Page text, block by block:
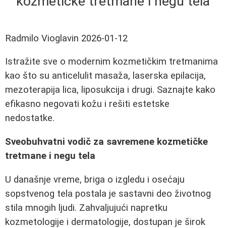
Radmilo Vioglavin 2026-01-12
Istražite sve o modernim kozmetičkim tretmanima
kao što su anticelulit masaža, laserska epilacija,
mezoterapija lica, liposukcija i drugi. Saznajte kako
efikasno negovati kožu i rešiti estetske
nedostatke.
Sveobuhvatni vodič za savremene kozmetičke
tretmane i negu tela
U današnje vreme, briga o izgledu i osećaju
sopstvenog tela postala je sastavni deo životnog
stila mnogih ljudi. Zahvaljujući napretku
kozmetologije i dermatologije, dostupan je širok